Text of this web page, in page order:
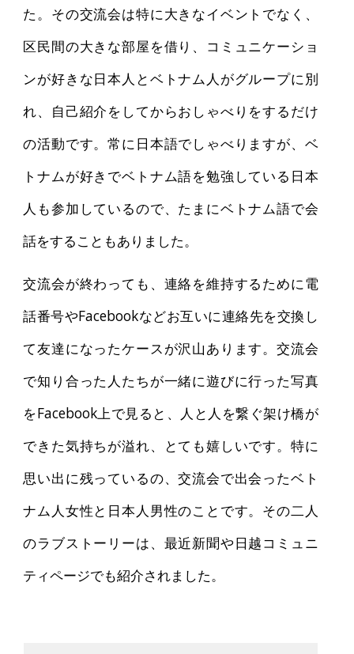
た。その交流会は特に大きなイベントでなく、
区民間の大きな部屋を借り、コミュニケーショ
ンが好きな日本人とベトナム人がグループに別
れ、自己紹介をしてからおしゃべりをするだけ
の活動です。常に日本語でしゃべりますが、ベ
トナムが好きでベトナム語を勉強している日本
人も参加しているので、たまにベトナム語で会
話をすることもありました。
交流会が終わっても、連絡を維持するために電
話番号やFacebookなどお互いに連絡先を交換し
て友達になったケースが沢山あります。交流会
で知り合った人たちが一緒に遊びに行った写真
をFacebook上で見ると、人と人を繋ぐ架け橋が
できた気持ちが溢れ、とても嬉しいです。特に
思い出に残っているの、交流会で出会ったベト
ナム人女性と日本人男性のことです。その二人
のラブストーリーは、最近新聞や日越コミュニ
ティページでも紹介されました。